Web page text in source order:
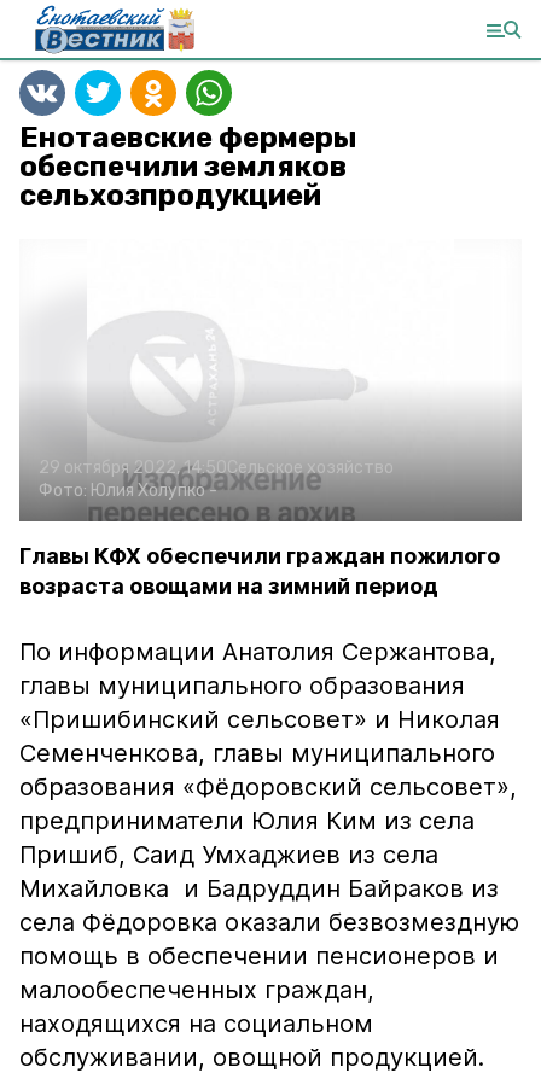
Енотаевские фермеры
обеспечили земляков
сельхозпродукцией
29 октября 2022, 14:50Сельское хозяйство
Фото: Юлия Холупко-
Главы КФХ обеспечили граждан пожилого
возраста овощами на зимний период
По информации Анатолия Сержантова,
главы муниципального образования
«Пришибинский сельсовет» и Николая
Семенченкова, главы муниципального
образования «Фёдоровский сельсовет»,
предприниматели Юлия Ким из села
Пришиб, Саид Умхаджиев из села
Михайловка и Бадруддин Байраков из
села Фёдоровка оказали безвозмездную
помощь в обеспечении пенсионеров и
малообеспеченных граждан,
находящихся на социальном
обслуживании, овощной продукцией.